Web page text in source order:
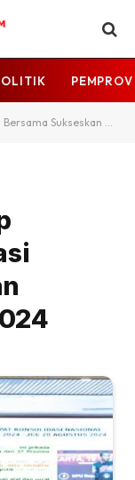
Pilkada Serentak 2024